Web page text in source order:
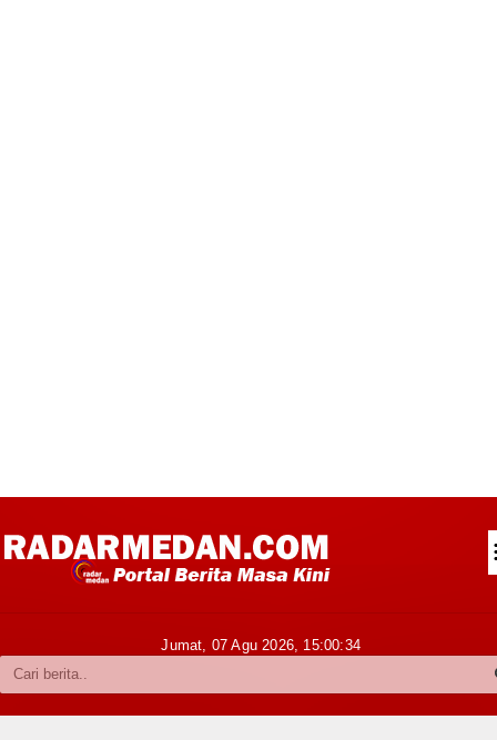
Kabupaten Karo
Jumat, 07 Agu 2026, 15:00:35